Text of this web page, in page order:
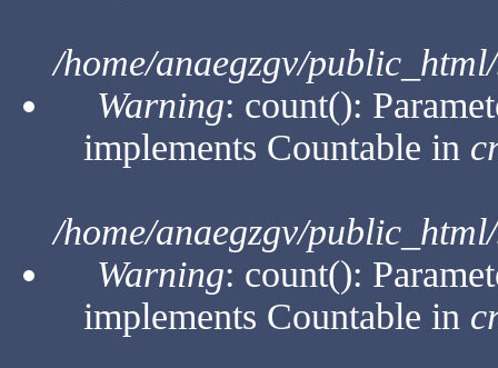
/home/anaegzgv/
Warning: count():
implements Countable in
/home/anaegzgv/
Warning: count():
implements Countable in